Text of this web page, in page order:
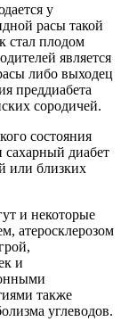
у
расы такой
стал плодом
является
либо выходец
преддиабета
сородичей.
состояния
диабет
или близких
и некоторые
атеросклерозом
и
также
углеводов.